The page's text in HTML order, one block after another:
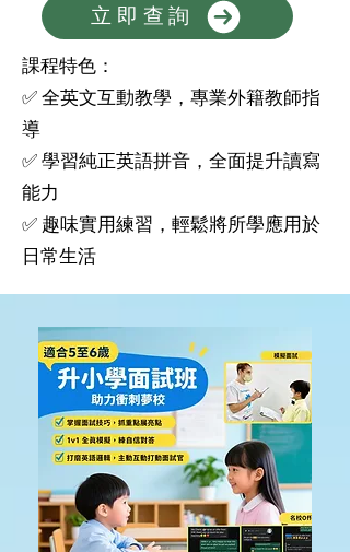
立即查詢
課程特色：
✅ 全英文互動教學，專業外籍教師指
導
✅ 學習純正英語拼音，全面提升讀寫
能力
✅ 趣味實用練習，輕鬆將所學應用於
日常生活